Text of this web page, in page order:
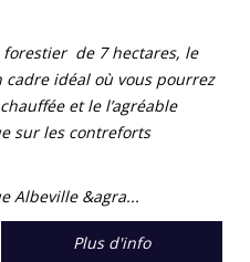
forestier de 7 hectares, le
idéal où vous pourrez
et le l’agréable
sur les contreforts
Albeville &agra...
Plus d'info